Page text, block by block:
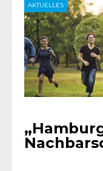
AKTUELLES